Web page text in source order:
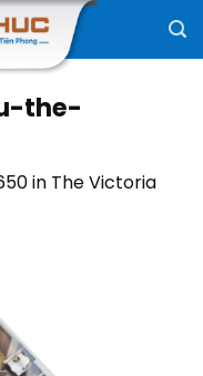
the-
in The Victoria